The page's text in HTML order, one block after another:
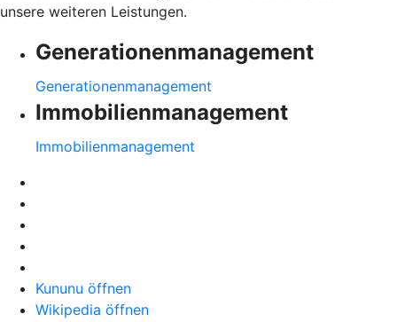
unsere weiteren Leistungen.
Generationenmanagement
Generationenmanagement
Immobilienmanagement
Immobilienmanagement
Kununu öffnen
Wikipedia öffnen